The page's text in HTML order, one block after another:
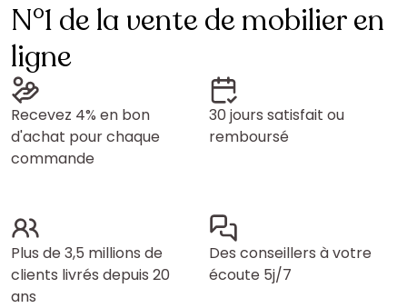
N°1 de la vente de mobilier en
ligne
Recevez 4% en bon
d'achat pour chaque
commande
30 jours satisfait ou
remboursé
Plus de 3,5 millions de
clients livrés depuis 20
ans
Des conseillers à votre
écoute 5j/7